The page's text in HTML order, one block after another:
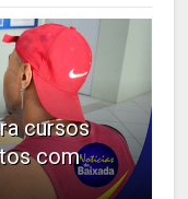
cursos
com